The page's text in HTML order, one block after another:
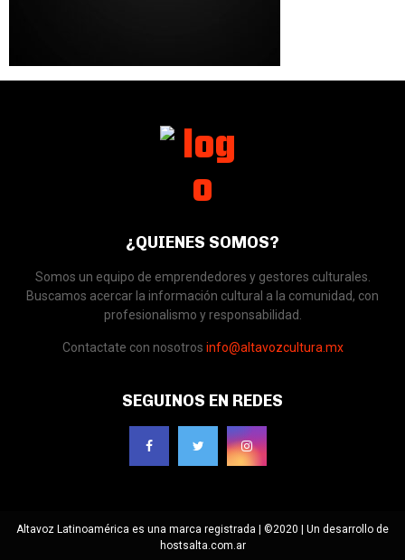
¿QUIENES SOMOS?
Somos un equipo de emprendedores y gestores culturales.
Buscamos acercar la información cultural a la comunidad, con
profesionalismo y responsabilidad.
Contactate con nosotros info@altavozcultura.mx
SEGUINOS EN REDES
Altavoz Latinoamérica es una marca registrada | ©2020 | Un desarrollo de
hostsalta.com.ar